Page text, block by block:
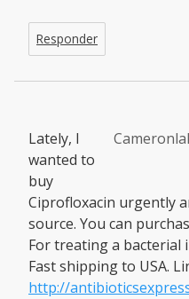
Responder
Lately, I
wanted to
buy
Ciprofloxacin urgently
source. You can
For treating a bacterial
Fast shipping to USA.
http://